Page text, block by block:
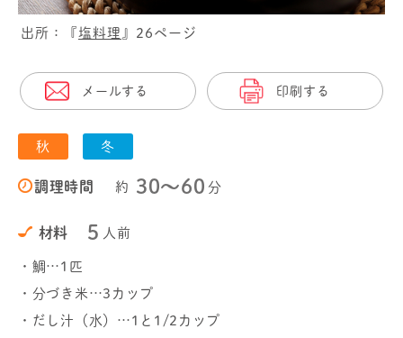
出所：『塩料理 』26ページ
メールする 印刷する
秋 冬
調理時間 約 30〜60 分
材料 5 人前
・鯛…1匹
・分づき米…3カップ
・だし汁（水）…1と1/2カップ